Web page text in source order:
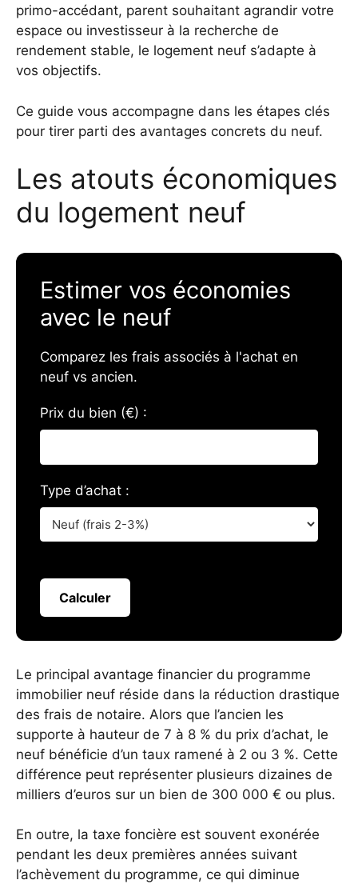
primo-accédant, parent souhaitant agrandir votre
espace ou investisseur à la recherche de
rendement stable, le logement neuf s’adapte à
vos objectifs.
Ce guide vous accompagne dans les étapes clés
pour tirer parti des avantages concrets du neuf.
Les atouts économiques
du logement neuf
Estimer vos économies
avec le neuf
Comparez les frais associés à l'achat en
neuf vs ancien.
Prix du bien (€) :
Type d’achat :
Calculer
Le principal avantage financier du programme
immobilier neuf réside dans la réduction drastique
des frais de notaire. Alors que l’ancien les
supporte à hauteur de 7 à 8 % du prix d’achat, le
neuf bénéficie d’un taux ramené à 2 ou 3 %. Cette
différence peut représenter plusieurs dizaines de
milliers d’euros sur un bien de 300 000 € ou plus.
En outre, la taxe foncière est souvent exonérée
pendant les deux premières années suivant
l’achèvement du programme, ce qui diminue